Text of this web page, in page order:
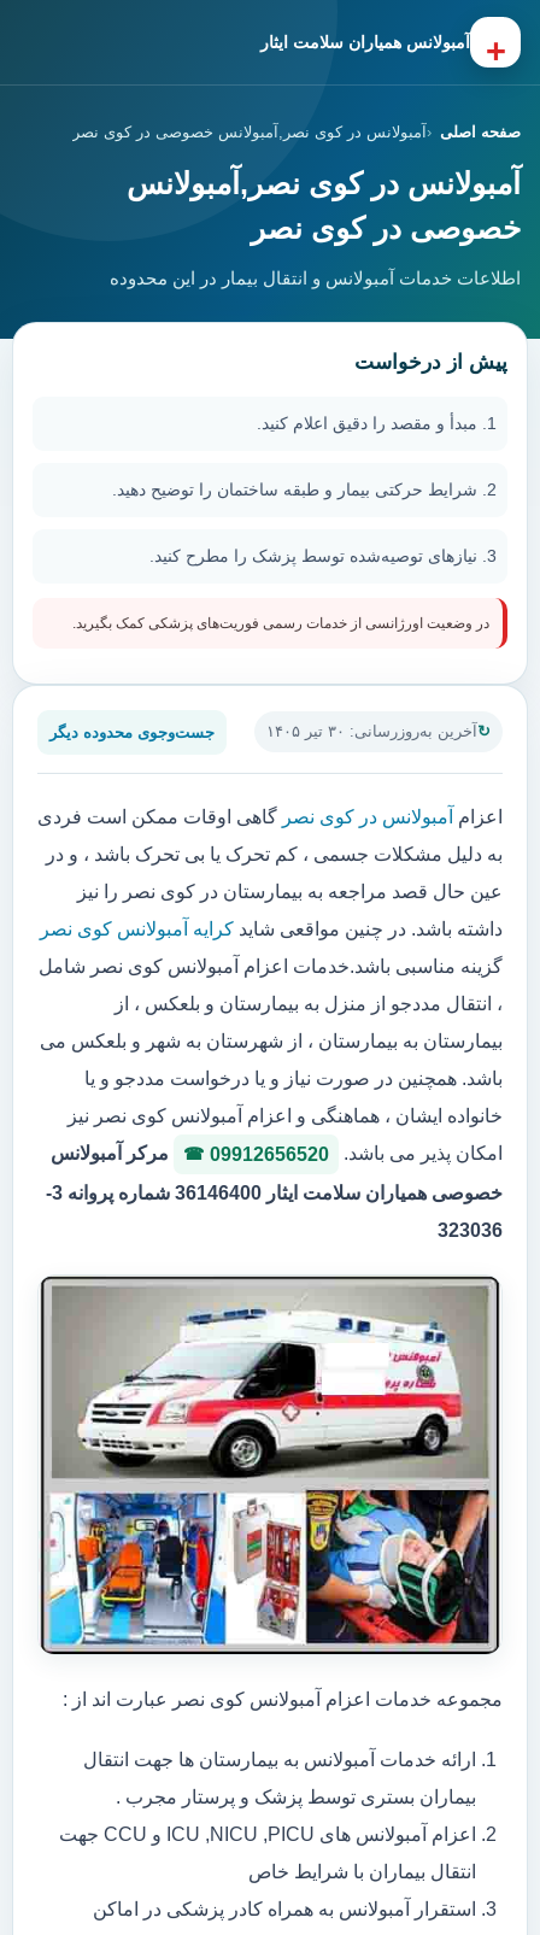
+ آمبولانس همیاران سلامت ایثار
صفحه اصلی آمبولانس در کوی نصر,آمبولانس خصوصی در کوی نصر
آمبولانس در کوی نصر,آمبولانس
خصوصی در کوی نصر
اطلاعات خدمات آمبولانس و انتقال بیمار در این محدوده
آخرین به‌روزرسانی: ۳۰ تیر ۱۴۰۵ جست‌وجوی محدوده دیگر
اعزام آمبولانس در کوی نصر گاهی اوقات ممکن است فردی
به دلیل مشکلات جسمی ، کم تحرک یا بی تحرک باشد ، و در
عین حال قصد مراجعه به بیمارستان در کوی نصر را نیز
داشته باشد. در چنین مواقعی شاید کرایه آمبولانس کوی نصر
گزینه مناسبی باشد.خدمات اعزام آمبولانس کوی نصر شامل
، انتقال مددجو از منزل به بیمارستان و بلعکس ، از
بیمارستان به بیمارستان ، از شهرستان به شهر و بلعکس می
باشد. همچنین در صورت نیاز و یا درخواست مددجو و یا
خانواده ایشان ، هماهنگی و اعزام آمبولانس کوی نصر نیز
امکان پذیر می باشد.
09912656520
مرکر آمبولانس
خصوصی همیاران سلامت ایثار 36146400 شماره پروانه 3-
323036
مجموعه خدمات اعزام آمبولانس کوی نصر عبارت اند از :
ارائه خدمات آمبولانس به بیمارستان ها جهت انتقال
بیماران بستری توسط پزشک و پرستار مجرب .
اعزام آمبولانس های ICU ,NICU ,PICU و CCU جهت
انتقال بیماران با شرایط خاص
استقرار آمبولانس به همراه کادر پزشکی در اماکن
پیش از درخواست
مبدأ و مقصد را دقیق اعلام کنید.
شرایط حرکتی بیمار و طبقه ساختمان را توضیح دهید.
نیازهای توصیه‌شده توسط پزشک را مطرح کنید.
در وضعیت اورژانسی از خدمات رسمی فوریت‌های پزشکی کمک بگیرید.